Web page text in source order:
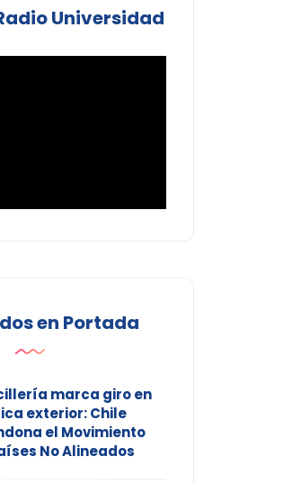
Universidad
en Portada
marca giro en
exterior: Chile
el Movimiento
No Alineados